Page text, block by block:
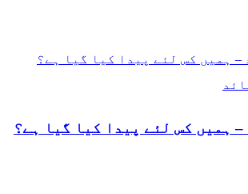
ہمیں کس لئے پیدا کیا گیا ہے؟